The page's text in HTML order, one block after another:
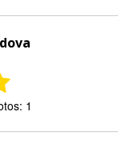
1